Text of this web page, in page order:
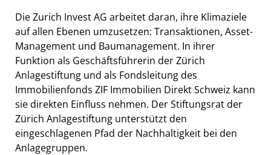
Die Zurich Invest AG arbeitet daran, ihre Klimaziele
auf allen Ebenen umzusetzen: Transaktionen, Asset-
Management und Baumanagement. In ihrer
Funktion als Geschäftsführerin der Zürich
Anlagestiftung und als Fondsleitung des
Immobilienfonds ZIF Immobilien Direkt Schweiz kann
sie direkten Einfluss nehmen. Der Stiftungsrat der
Zürich Anlagestiftung unterstützt den
eingeschlagenen Pfad der Nachhaltigkeit bei den
Anlagegruppen.